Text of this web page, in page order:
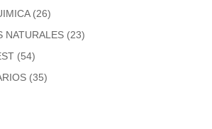
(26)
NATURALES (23)
(54)
(35)